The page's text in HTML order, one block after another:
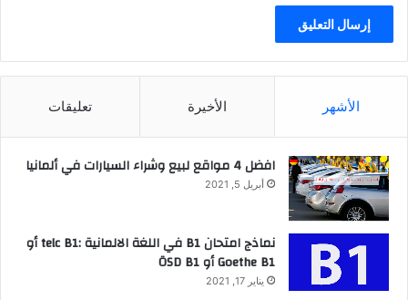
الأشهر الأخيرة تعليقات
افضل 4 مواقع لبيع وشراء السيارات في ألمانيا
أبريل 5, 2021
نماذج امتحان B1 في اللغة الالمانية :telc B1 أو
Goethe B1 أو ÖSD B1
يناير 17, 2021